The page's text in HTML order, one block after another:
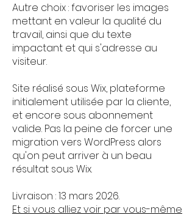
Autre choix : favoriser les images
mettant en valeur la qualité du
travail, ainsi que du texte
impactant et qui s'adresse au
visiteur.
Site réalisé sous Wix, plateforme
initialement utilisée par la cliente,
et encore sous abonnement
valide. Pas la peine de forcer une
migration vers WordPress alors
qu'on peut arriver à un beau
résultat sous Wix.
Livraison : 13 mars 2026.
Et si vous alliez voir par vous-même